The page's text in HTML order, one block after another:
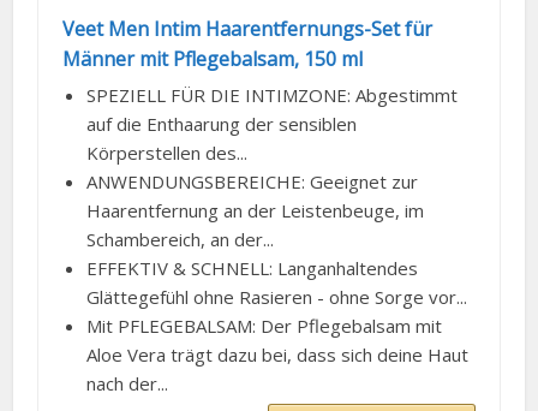
Veet Men Intim Haarentfernungs-Set für
Männer mit Pflegebalsam, 150 ml
SPEZIELL FÜR DIE INTIMZONE: Abgestimmt
auf die Enthaarung der sensiblen
Körperstellen des...
ANWENDUNGSBEREICHE: Geeignet zur
Haarentfernung an der Leistenbeuge, im
Schambereich, an der...
EFFEKTIV & SCHNELL: Langanhaltendes
Glättegefühl ohne Rasieren - ohne Sorge vor...
Mit PFLEGEBALSAM: Der Pflegebalsam mit
Aloe Vera trägt dazu bei, dass sich deine Haut
nach der...